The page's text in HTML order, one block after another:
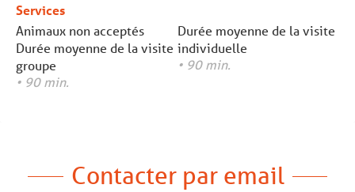
Services
Animaux non acceptés
Durée moyenne de la visite
groupe
• 90 min.
Durée moyenne de la visite
individuelle
• 90 min.
Contacter par email